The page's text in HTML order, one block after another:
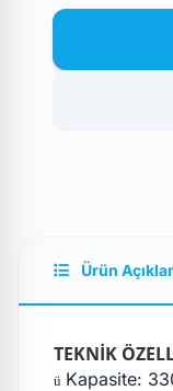
Ürün
TEKNİK
ü Kapasite: